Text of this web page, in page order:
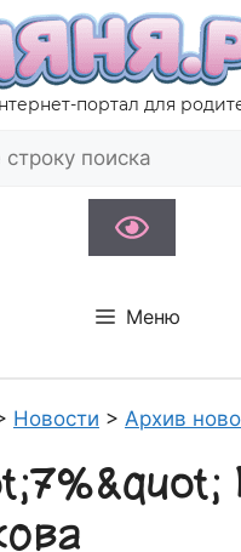
портал для
Меню
Новости > Архив